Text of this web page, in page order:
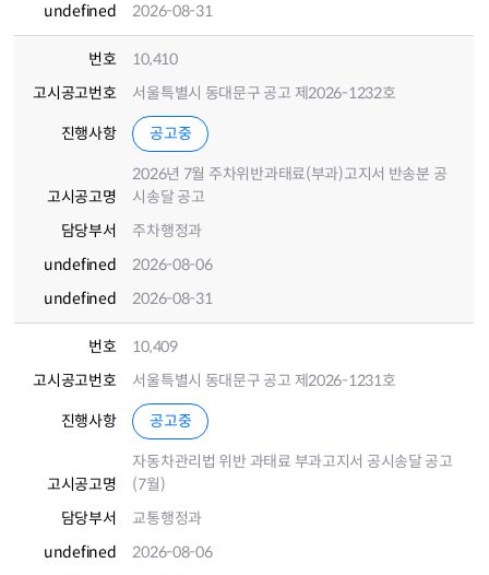
undefined
2026-08-31
번호
10,410
고시공고번호
서울특별시 동대문구 공고 제2026-1232호
진행사항 공고중
고시공고명
2026년 7월 주차위반과태료(부과)고지서 반송분 공
시송달 공고
담당부서
주차행정과
undefined
2026-08-06
undefined
2026-08-31
번호
10,409
고시공고번호
서울특별시 동대문구 공고 제2026-1231호
진행사항 공고중
고시공고명
자동차관리법 위반 과태료 부과고지서 공시송달 공고
(7월)
담당부서
교통행정과
undefined
2026-08-06